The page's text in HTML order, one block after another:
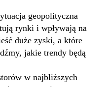
geopolityczna
rynki i wpływają na
duże zyski, a które
jakie trendy będą
w najbliższych